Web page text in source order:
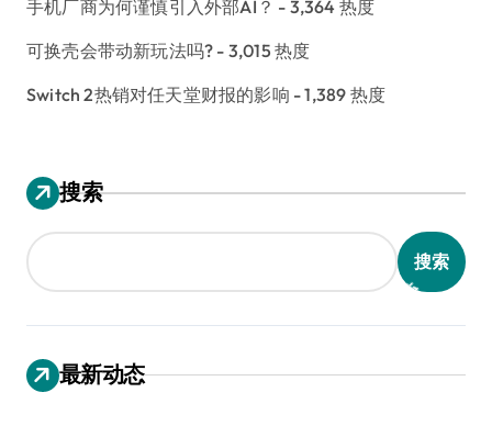
手机厂商为何谨慎引入外部AI？ - 3,364 热度
可换壳会带动新玩法吗? - 3,015 热度
Switch 2热销对任天堂财报的影响 - 1,389 热度
搜索
搜索
最新动态